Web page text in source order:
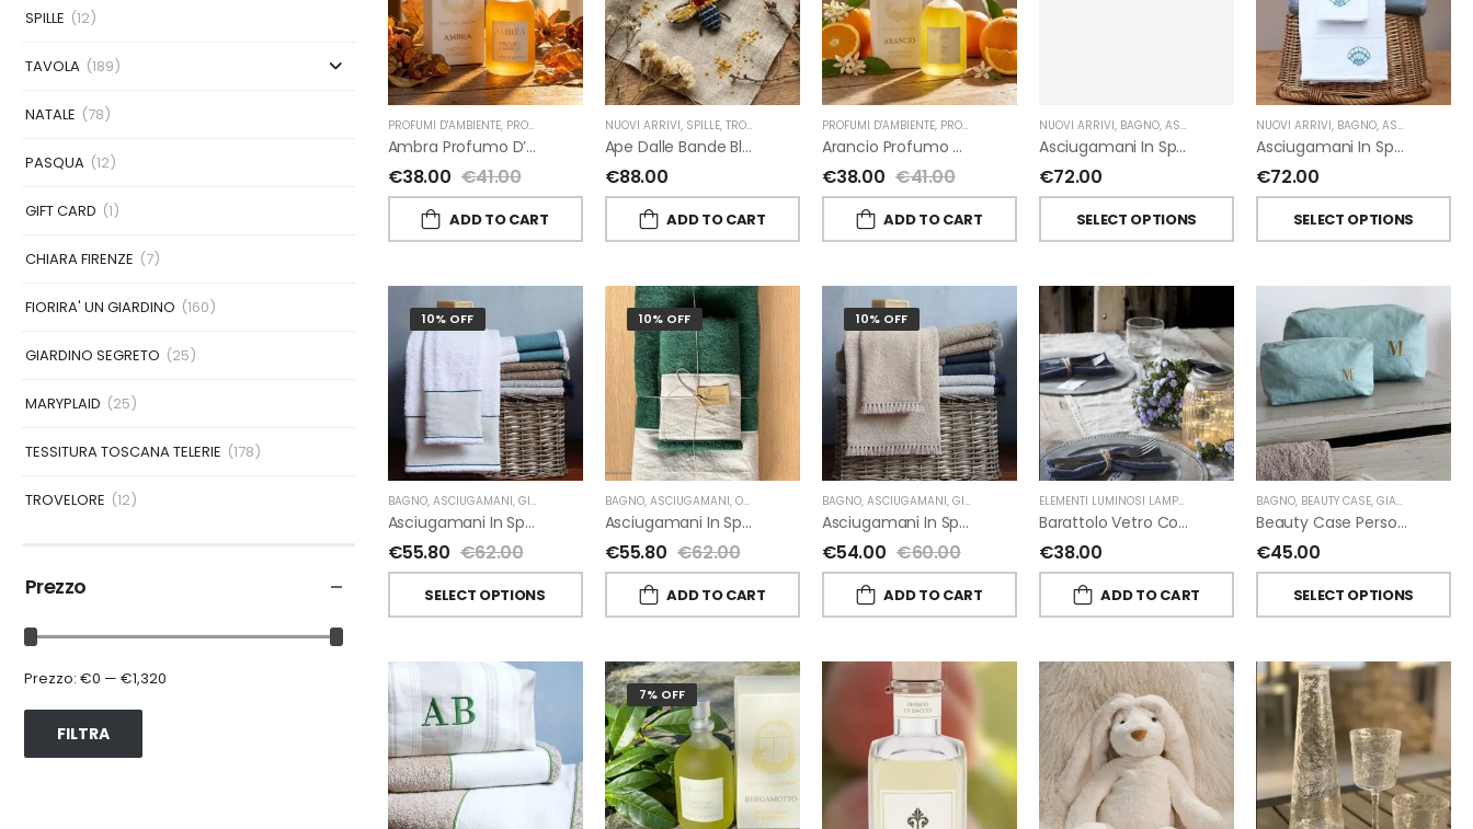
SPILLE (12)
TAVOLA (189)
NATALE (78)
PASQUA (12)
GIFT CARD (1)
CHIARA FIRENZE (7)
FIORIRA' UN GIARDINO (160)
GIARDINO SEGRETO (25)
MARYPLAID (25)
TESSITURA TOSCANA TELERIE (178)
TROVELORE (12)
Prezzo
FILTRA
Prezzo: €0 — €1,320
PROFUMI D'AMBIENTE, PROFUMI D'AMBIENTE FIORIRA' UN GIARDINO ,FIORIRA' UN GIARDINO
Ambra Profumo D’ambiente Di Fiorirà Un Giardino
€38.00 €41.00
ADD TO CART
NUOVI ARRIVI, SPILLE, TROVELORE
Ape Dalle Bande Blu Spilla Decorata A Mano Di Trovelore
€88.00
ADD TO CART
PROFUMI D'AMBIENTE, PROFUMI D'AMBIENTE FIORIRA' UN GIARDINO ,FIORIRA' UN GIARDINO
Arancio Profumo D’ambiente Di Fiorirà Un Giardino
€38.00 €41.00
ADD TO CART
NUOVI ARRIVI, BAGNO, ASCIUGAMANI GIARDINO SEGRETO
Asciugamani In Spugna Con Fiori In Lino Applicati Di Giardino Segreto.
€72.00
SELECT OPTIONS
NUOVI ARRIVI, BAGNO, ASCIUGAMANI
Asciugamani In Spugna Con Ricami Marini Di Giardino Segreto.
€72.00
SELECT OPTIONS
10% OFF
BAGNO, ASCIUGAMANI, GIARDINO SEGRETO
Asciugamani In Spugna E Lino Di Giardino Segreto
€55.80 €62.00
SELECT OPTIONS
10% OFF
BAGNO, ASCIUGAMANI, OUTLET GIARDINO SEGRETO
Asciugamani In Spugna E Lino Di Giardino Segreto
€55.80 €62.00
ADD TO CART
10% OFF
BAGNO, ASCIUGAMANI, GIARDINO SEGRETO
Asciugamani In Spugna E Nappe Di Giardino Segreto
€54.00 €60.00
ADD TO CART
ELEMENTI LUMINOSI LAMPADE E LED NATALE,FIORIRA' UN GIARDINO
Barattolo Vetro Con Corda Energia Solare Esterno D11 H15.6 Cm
€38.00
ADD TO CART
BAGNO, BEAUTY CASE, GIARDINO SEGRETO
Beauty Case Personalizzati In Lino Resinato Antimacchia Giardino Segreto
€45.00
SELECT OPTIONS
7% OFF